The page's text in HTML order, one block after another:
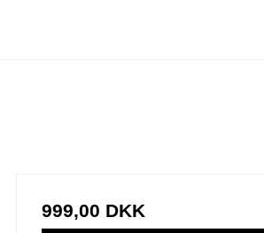
999,00 DKK